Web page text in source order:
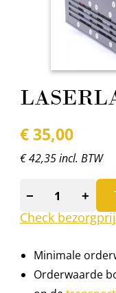
€35,00
€ 42,35 incl. BTW
− +
Check
Minimale
Orderwaarde